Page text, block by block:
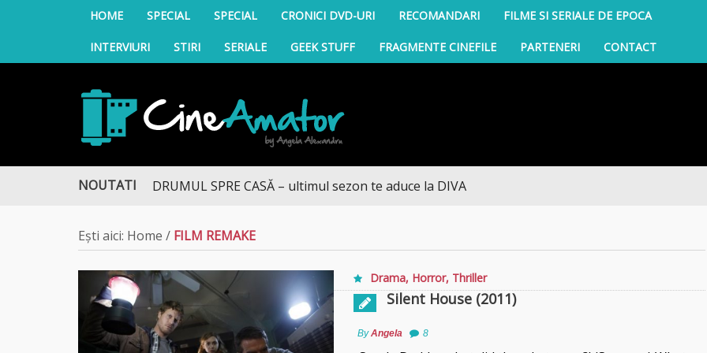
HOME SPECIAL SPECIAL CRONICI DVD-URI RECOMANDARI FILME SI SERIALE DE EPOCA
INTERVIURI STIRI SERIALE GEEK STUFF FRAGMENTE CINEFILE PARTENERI CONTACT
CineAmator
NOUTATIDRUMUL SPRE CASĂ – ultimul sezon te aduce la DIVA
Ești aici: Home / FILM REMAKE
Drama, Horror, Thriller
Silent House (2011)
ByAngela 8